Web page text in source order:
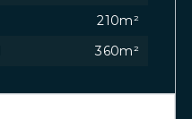
210m²
360m²